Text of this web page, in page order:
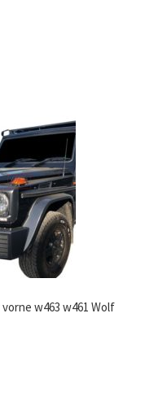
w463 w461 Wolf